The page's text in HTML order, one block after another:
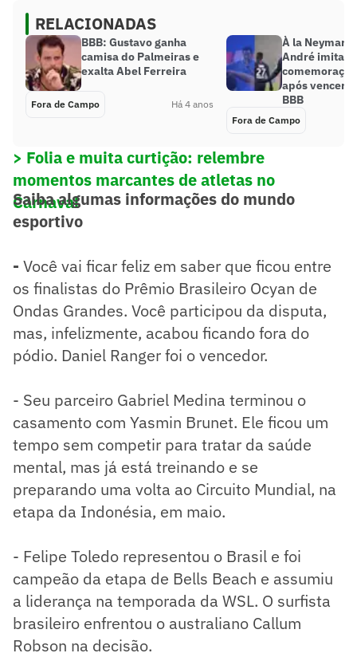
RELACIONADAS
BBB: Gustavo ganha
camisa do Palmeiras e
exalta Abel Ferreira
Fora de Campo Há 4 anos
À la Neymar:
André imita
após vencer
BBB
Fora de Campo
> Folia e muita curtição: relembre
momentos marcantes de atletas no
Carnaval
Saiba algumas informações do mundo
esportivo
- Você vai ficar feliz em saber que ficou entre
os finalistas do Prêmio Brasileiro Ocyan de
Ondas Grandes. Você participou da disputa,
mas, infelizmente, acabou ficando fora do
pódio. Daniel Ranger foi o vencedor.
- Seu parceiro Gabriel Medina terminou o
casamento com Yasmin Brunet. Ele ficou um
tempo sem competir para tratar da saúde
mental, mas já está treinando e se
preparando uma volta ao Circuito Mundial, na
etapa da Indonésia, em maio.
- Felipe Toledo representou o Brasil e foi
campeão da etapa de Bells Beach e assumiu
a liderança na temporada da WSL. O surfista
brasileiro enfrentou o australiano Callum
Robson na decisão.